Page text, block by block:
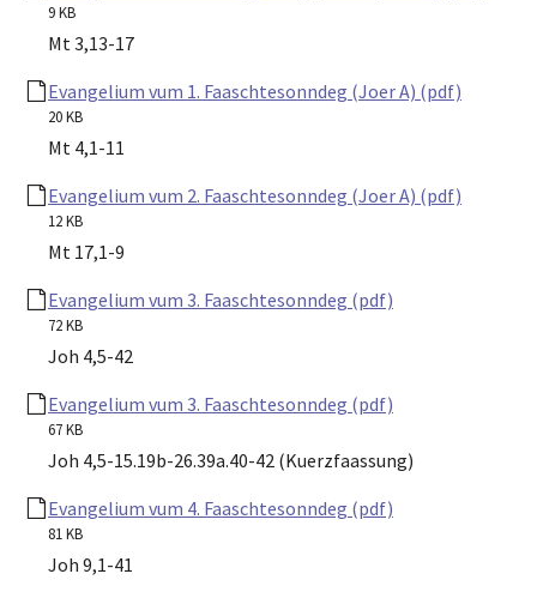
9 KB
Mt 3,13-17
Evangelium vum 1. Faaschtesonndeg (Joer A) (pdf)
20 KB
Mt 4,1-11
Evangelium vum 2. Faaschtesonndeg (Joer A) (pdf)
12 KB
Mt 17,1-9
Evangelium vum 3. Faaschtesonndeg (pdf)
72 KB
Joh 4,5-42
Evangelium vum 3. Faaschtesonndeg (pdf)
67 KB
Joh 4,5-15.19b-26.39a.40-42 (Kuerzfaassung)
Evangelium vum 4. Faaschtesonndeg (pdf)
81 KB
Joh 9,1-41